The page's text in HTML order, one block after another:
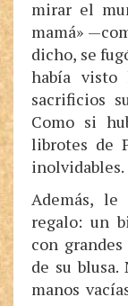
mirar el
mamá»
dicho, se
había visto
sacrificios
Como si
librotes de
inolvidables.
Además,
regalo: un
con
de su
manos